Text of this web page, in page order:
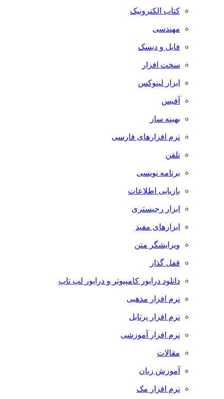
کتاب الکترونیک
مهندسی
فایل و دیسک
سخت افزار
ابزار لینوکس
آفیس
بهینه ساز
نرم افزارهای فارسی
تلفن
برنامه نویسی
بازیابی اطلاعات
ابزار رجیستری
ابزارهای مفید
ویرایشگر متن
قفل گذار
دانلود درایور کامپیوتر و درایور لپ تاپ
نرم افزار مذهبی
نرم افزار پرتابل
نرم افزار آموزشی
مقالات
آموزش زبان
نرم افزار مک